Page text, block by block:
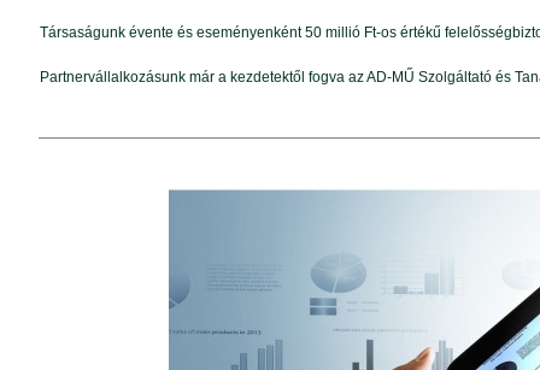
Társaságunk évente és eseményenként 50 millió Ft-os értékű
Partnervállalkozásunk már a kezdetektől fogva az AD-MŰ Szolgáltató és